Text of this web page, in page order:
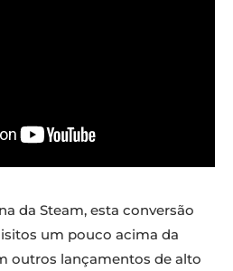
da Steam, esta conversão
um pouco acima da
outros lançamentos de alto